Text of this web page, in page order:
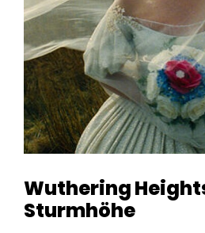
Wuthering
Sturmhöhe